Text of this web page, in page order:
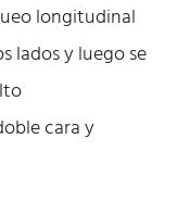
longitudinal
lados y luego se
cara y